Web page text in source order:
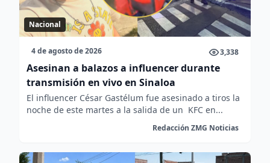
Nacional
4 de agosto de 2026 3,338
Asesinan a balazos a influencer durante
transmisión en vivo en Sinaloa
El influencer César Gastélum fue asesinado a tiros la
noche de este martes a la salida de un KFC en...
Redacción ZMG Noticias